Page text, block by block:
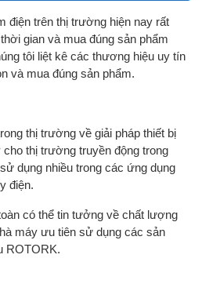
điện trên thị trường hiện nay rất
gian và mua đúng sản phẩm
tôi liệt kê các thương hiệu uy tín
và mua đúng sản phẩm.
thị trường về giải pháp thiết bị
thị trường truyền động trong
dụng nhiều trong các ứng dụng
điện.
có thể tin tưởng về chất lượng
máy ưu tiên sử dụng các sản
ROTORK.